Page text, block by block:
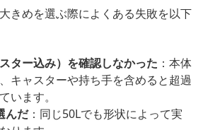
きめを選ぶ際によくある失敗を以下
ター込み）を確認しなかった ：本体
キャスターや持ち手を含めると超過
います。
んだ：同じ50Lでも形状によって実